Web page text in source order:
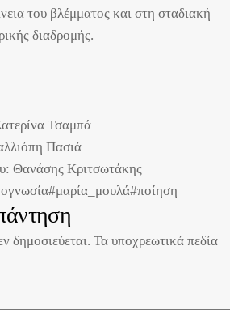
του βλέμματος και στη σταδιακή
διαδρομής.
Τσαμπά
Πασιά
Θανάσης Κριτσωτάκης
#μαρία_μουλά#ποίηση
δημοσιεύεται. Τα υποχρεωτικά πεδία